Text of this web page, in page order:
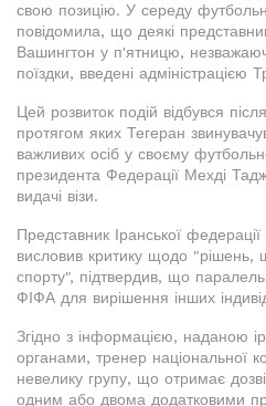
свою позицію. У середу
повідомила, що деякі
Вашингтон у п'ятницю,
поїздки, введені адміністрацією
Цей розвиток подій відбувся
протягом яких Тегеран
важливих осіб у своєму
президента Федерації Мехді
видачі візи.
Представник Іранської
висловив критику щодо
спорту", підтвердив, що
ФІФА для вирішення інших
Згідно з інформацією, наданою
органами, тренер національної
невелику групу, що отримає
одним або двома додатковими